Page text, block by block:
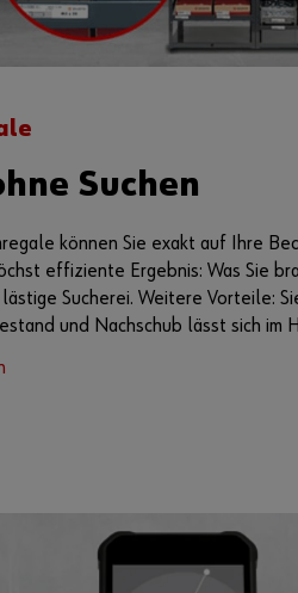
Suchen
können Sie exakt auf Ihre
effiziente Ergebnis: Was Sie
Sucherei. Weitere Vorteile:
und Nachschub lässt sich im